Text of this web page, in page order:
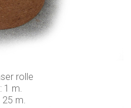
rolle
1 m.
25 m.